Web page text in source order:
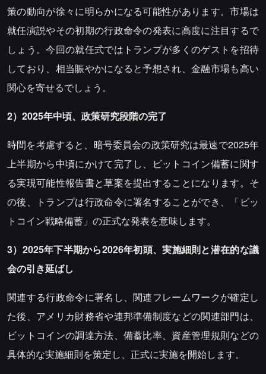
策の動向が徐々に明らかになる可能性があります。市場は
就任演説やその初期の行政命令の発表に高度に注目するで
しょう。今回の就任式ではトランプが多くのゲストを招待
しており、相当賑やかになると予想され、金融市場も高い
関心を寄せるでしょう。
2）2025年中頃、政策研究段階の完了
時間を考慮すると、暗号委員会の政策研究は最速で2025年
上半期から中頃にかけて完了し、ビットコイン備蓄に関す
る実現可能性報告書と草案を提出することになります。そ
の後、トランプは行政命令に署名することができ、「ビッ
トコイン戦略備蓄」の正式な発表を意味します。
3）2025年下半期から2026年初頭、実施細則と潜在的な議
会の引き延ばし
関連する行政命令に署名し、関連フレームワークが確定し
た後、アメリカ財務省や連邦準備制度などの関連部門は、
ビットコインの調達方法、備蓄比率、資産管理規則などの
具体的な実施細則を策定し、正式に実施を開始します。